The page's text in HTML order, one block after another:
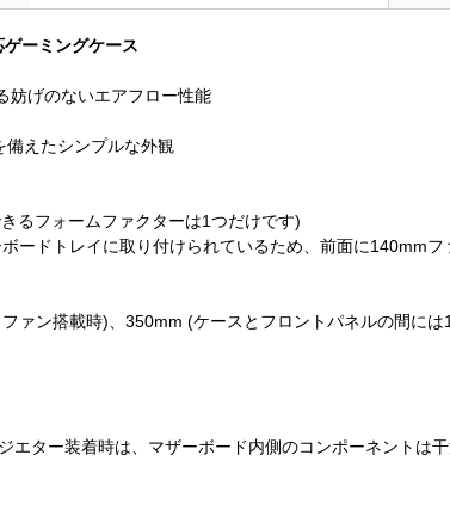
ーミングケース
妨げのないエアフロー性能
えたシンプルな外観
るフォームファクターは1つだけです)
ードトレイに取り付けられているため、前面に140mm
ァン搭載時)、350mm (ケースとフロントパネルの間には
エター装着時は、マザーボード内側のコンポーネントは